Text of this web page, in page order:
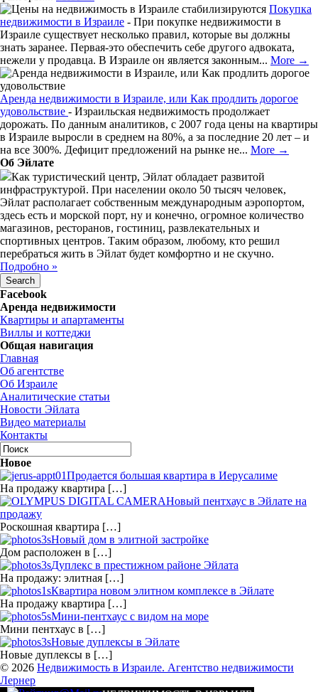
Покупка
недвижимости в Израиле - При покупке недвижимости в
Израиле существует несколько правил, которые вы должны
знать заранее. Первая-это обеспечить себе другого адвоката,
нежели у продавца. В Израиле он является законным... More →
Аренда недвижимости в Израиле, или Как продлить дорогое
удовольствие - Израильская недвижимость продолжает
дорожать. По данным аналитиков, с 2007 года цены на квартиры
в Израиле выросли в среднем на 80%, а за последние 20 лет – и
на все 300%. Дефицит предложений на рынке не... More →
Об Эйлате
Как туристический центр, Эйлат обладает развитой
инфраструктурой. При населении около 50 тысяч человек,
Эйлат располагает собственным международным аэропортом,
здесь есть и морской порт, ну и конечно, огромное количество
магазинов, ресторанов, гостиниц, развлекательных и
спортивных центров. Таким образом, любому, кто решил
перебраться жить в Эйлат будет комфортно и не скучно.
Подробно »
Facebook
Аренда недвижимости
Квартиры и апартаменты
Виллы и коттеджи
Общая навигация
Главная
Об агентстве
Об Израиле
Аналитические статьи
Новости Эйлата
Видео материалы
Контакты
Новое
Продается большая квартира в Иерусалиме
На продажу квартира […]
Новый пентхаус в Эйлате на
продажу
Роскошная квартира […]
Новый дом в элитной застройке
Дом расположен в […]
Дуплекс в престижном районе Эйлата
На продажу: элитная […]
Квартира новом элитном комплексе в Эйлате
На продажу квартира […]
Мини-пентхаус с видом на море
Мини пентхаус в […]
Новые дуплексы в Эйлате
Новые дуплексы в […]
© 2026 Недвижимость в Израиле. Агентство недвижимости
Лернер